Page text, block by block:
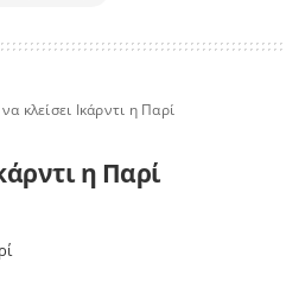
κλείσει Ικάρντι η Παρί
η Παρί